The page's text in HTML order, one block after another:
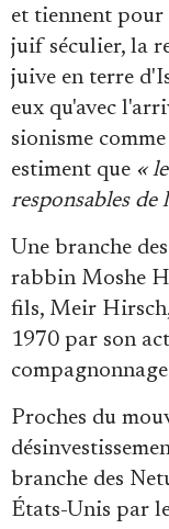
et tiennent pour
juif séculier, la
juive en terre
eux qu'avec
sionisme
estiment que «
responsables de
Une branche
rabbin Moshe
fils, Meir Hirsch,
1970 par son
Proches du
branche des
États-Unis par